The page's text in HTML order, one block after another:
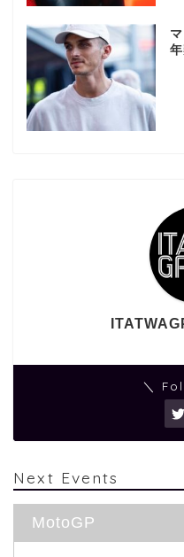
＼
Next Events
MotoGP